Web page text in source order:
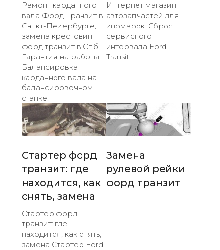
Ремонт карданного
вала Форд Транзит в
Санкт-Пеиербурге,
замена крестовин
форд транзит в Спб.
Гарантия на работы.
Балансировка
карданного вала на
балансировочном
станке.
Интернет магазин
автозапчастей для
иномарок. Сброс
сервисного
интервала Ford
Transit
Стартер форд
транзит: где
находится, как
снять, замена
Стартер форд
транзит: где
находится, как снять,
замена Стартер Ford
Замена
рулевой рейки
форд транзит